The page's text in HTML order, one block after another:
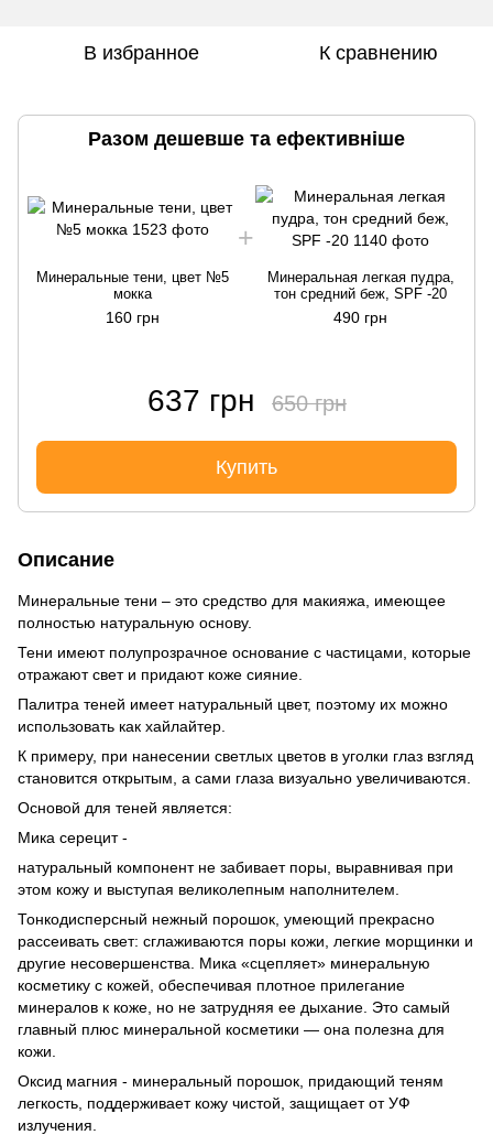
В избранное К сравнению
Разом дешевше та ефективніше
Минеральные тени, цвет №5
мокка
160 грн
Минеральная легкая пудра,
тон средний беж, SPF -20
490 грн
637 грн 650 грн
Купить
Описание
Минеральные тени – это средство для макияжа, имеющее
полностью натуральную основу.
Тени имеют полупрозрачное основание с частицами, которые
отражают свет и придают коже сияние.
Палитра теней имеет натуральный цвет, поэтому их можно
использовать как хайлайтер.
К примеру, при нанесении светлых цветов в уголки глаз взгляд
становится открытым, а сами глаза визуально увеличиваются.
Основой для теней является:
Мика серецит -
натуральный компонент не забивает поры, выравнивая при
этом кожу и выступая великолепным наполнителем.
Тонкодисперсный нежный порошок, умеющий прекрасно
рассеивать свет: сглаживаются поры кожи, легкие морщинки и
другие несовершенства. Мика «сцепляет» минеральную
косметику с кожей, обеспечивая плотное прилегание
минералов к коже, но не затрудняя ее дыхание. Это самый
главный плюс минеральной косметики — она полезна для
кожи.
Оксид магния - минеральный порошок, придающий теням
легкость, поддерживает кожу чистой, защищает от УФ
излучения.